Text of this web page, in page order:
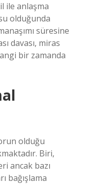
ile anlaşma
olduğunda
süresine
davası, miras
bir zamanda
olduğu
Biri,
ancak bazı
bağışlama